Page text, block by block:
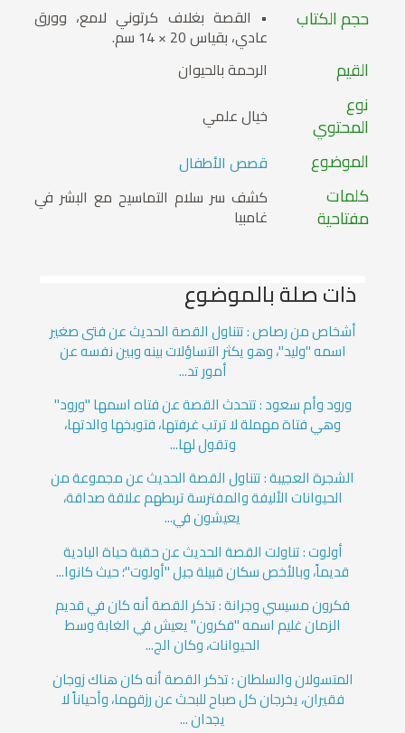
حجم الكتاب • القصة بغلاف كرتوني لامع، وورق
عادي، بقياس 20 × 14 سم.
القيم الرحمة بالحيوان
نوع
المحتوي خيال علمي
الموضوع قصص الأطفال
كلمات
مفتاحية
كشف سر سلام التماسيح مع البشر في
غامبيا
ذات صلة بالموضوع
أشخاص من رصاص : تتناول القصة الحديث عن فتى صغير
اسمه "وليد"، وهو يكثر التساؤلات بينه وبين نفسه عن
أمور تد...
ورود وأم سعود : تتحدث القصة عن فتاه اسمها "ورود"
وهي فتاة مهملة لا ترتب غرفتها، فتوبخها والدتها،
وتقول لها...
الشجرة العجيبة : تتناول القصة الحديث عن مجموعة من
الحيوانات الأليفة والمفترسة تربطهم علاقة صداقة،
يعيشون في...
أولوت : تناولت القصة الحديث عن حقبة حياة البادية
قديماً، وبالأخص سكان قبيلة جبل "أولوت"؛ حيث كانوا...
فكرون مسيسي وجرانة : تذكر القصة أنه كان في قديم
الزمان غليم اسمه "فكرون" يعيش في الغابة وسط
الحيوانات، وكان الج...
المتسولان والسلطان : تذكر القصة أنه كان هناك زوجان
فقيران، يخرجان كل صباح للبحث عن رزقهما، وأحياناً لا
يجدان ...